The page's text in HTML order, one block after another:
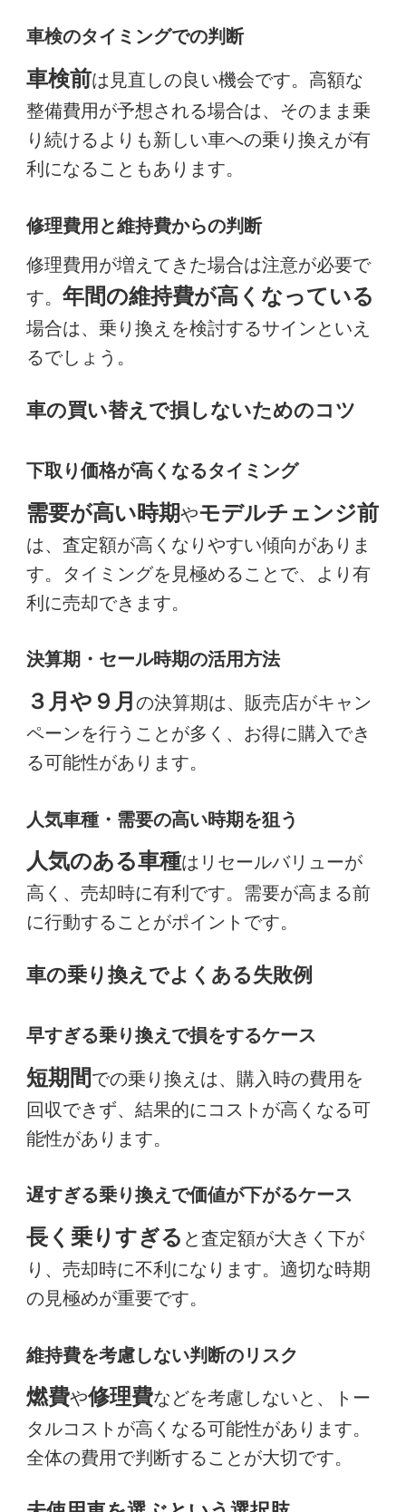
車検のタイミングでの判断
車検前は見直しの良い機会です。高額な
整備費用が予想される場合は、そのまま乗
り続けるよりも新しい車への乗り換えが有
利になることもあります。
修理費用と維持費からの判断
修理費用が増えてきた場合は注意が必要で
す。 年間の維持費が高くなっている
場合は、乗り換えを検討するサインといえ
るでしょう。
車の買い替えで損しないためのコツ
下取り価格が高くなるタイミング
需要が高い時期やモデルチェンジ前
は、査定額が高くなりやすい傾向がありま
す。タイミングを見極めることで、より有
利に売却できます。
決算期・セール時期の活用方法
３月や９月 の決算期は、販売店がキャン
ペーンを行うことが多く、お得に購入でき
る可能性があります。
人気車種・需要の高い時期を狙う
人気のある車種はリセールバリューが
高く、売却時に有利です。需要が高まる前
に行動することがポイントです。
車の乗り換えでよくある失敗例
早すぎる乗り換えで損をするケース
短期間での乗り換えは、購入時の費用を
回収できず、結果的にコストが高くなる可
能性があります。
遅すぎる乗り換えで価値が下がるケース
長く乗りすぎる と査定額が大きく下が
り、売却時に不利になります。適切な時期
の見極めが重要です。
維持費を考慮しない判断のリスク
燃費や修理費などを考慮しないと、トー
タルコストが高くなる可能性があります。
全体の費用で判断することが大切です。